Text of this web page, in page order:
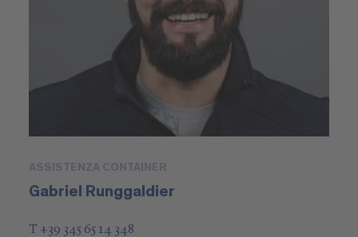
ASSISTENZA CONTAINER
Gabriel Runggaldier
T +39 345 65 14 348